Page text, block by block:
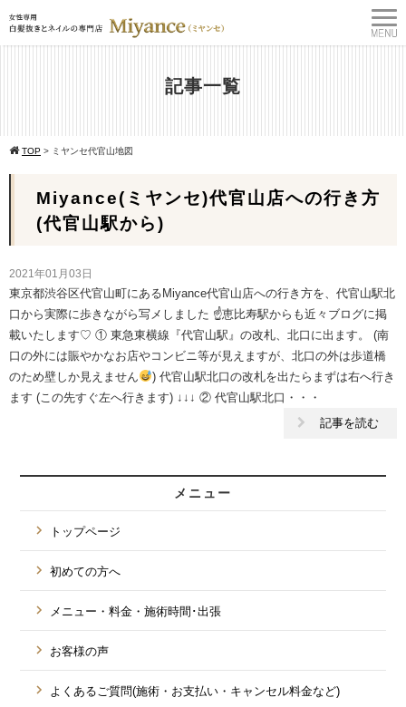
記事一覧
TOP > ミヤンセ代官山地図
Miyance(ミヤンセ)代官山店への行き方
(代官山駅から)
2021年01月03日
東京都渋谷区代官山町にあるMiyance代官山店への行き方を、代官山駅北
口から実際に歩きながら写メしました ☝恵比寿駅からも近々ブログに掲
載いたします♡ ① 東急東横線『代官山駅』の改札、北口に出ます。 (南
口の外には賑やかなお店やコンビニ等が見えますが、北口の外は歩道橋
のため壁しか見えません
) 代官山駅北口の改札を出たらまずは右へ行き
ます (この先すぐ左へ行きます) ↓↓↓ ② 代官山駅北口・・・
記事を読む
メニュー
トップページ
初めての方へ
メニュー・料金・施術時間･出張
お客様の声
よくあるご質問(施術・お支払い・キャンセル料金など)